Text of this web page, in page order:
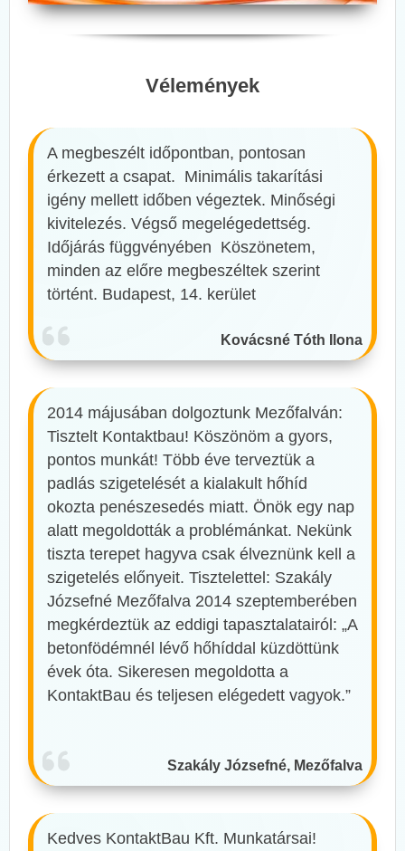
Vélemények
A megbeszélt időpontban, pontosan
érkezett a csapat. Minimális takarítási
igény mellett időben végeztek. Minőségi
kivitelezés. Végső megelégedettség.
Időjárás függvényében Köszönetem,
minden az előre megbeszéltek szerint
történt. Budapest, 14. kerület
Kovácsné Tóth Ilona
2014 májusában dolgoztunk Mezőfalván:
Tisztelt Kontaktbau! Köszönöm a gyors,
pontos munkát! Több éve terveztük a
padlás szigetelését a kialakult hőhíd
okozta penészesedés miatt. Önök egy nap
alatt megoldották a problémánkat. Nekünk
tiszta terepet hagyva csak élveznünk kell a
szigetelés előnyeit. Tisztelettel: Szakály
Józsefné Mezőfalva 2014 szeptemberében
megkérdeztük az eddigi tapasztalatairól: „A
betonfödémnél lévő hőhíddal küzdöttünk
évek óta. Sikeresen megoldotta a
KontaktBau és teljesen elégedett vagyok.”
Szakály Józsefné, Mezőfalva
Kedves KontaktBau Kft. Munkatársai!